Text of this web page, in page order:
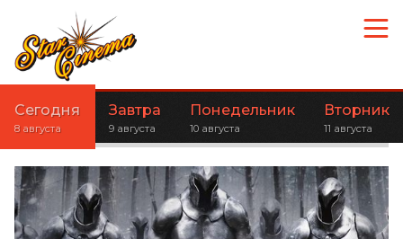
Сегодня
8 августа
Завтра
9 августа
Понедельник
10 августа
Вторник
11 августа